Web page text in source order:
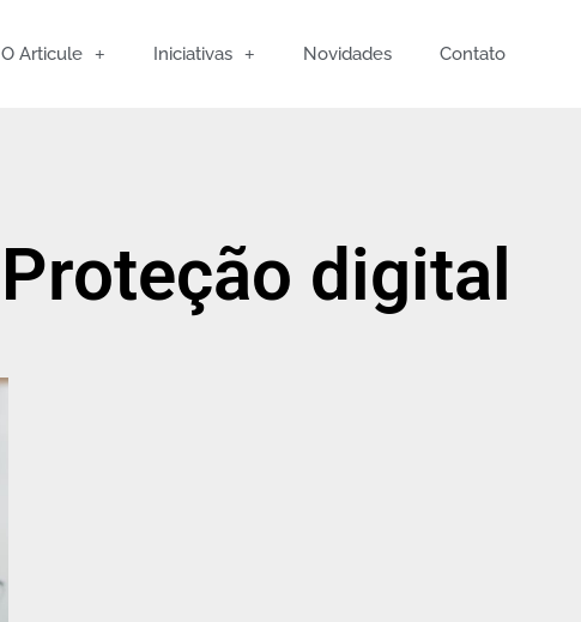
O Articule Iniciativas Novidades Contato
Proteção digital